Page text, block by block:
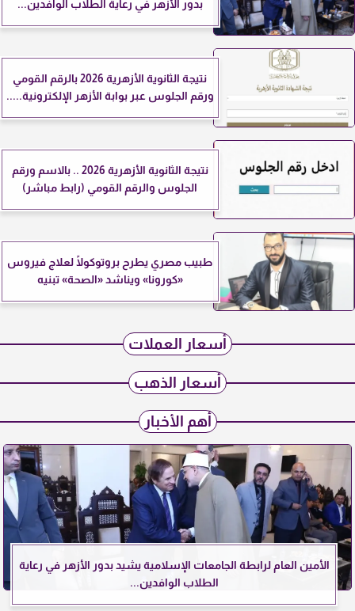
بدور الأزهر في رعاية الطلاب الوافدين...
نتيجة الثانوية الأزهرية 2026 بالرقم القومي
ورقم الجلوس عبر بوابة الأزهر الإلكترونية.....
نتيجة الثانوية الأزهرية 2026 .. بالاسم ورقم
الجلوس والرقم القومي (رابط مباشر)
طبيب مصري يطرح بروتوكولًا لعلاج فيروس
«كورونا» ويناشد «الصحة» تبنيه
أسعار العملات
أسعار الذهب
أهم الأخبار
الأمين العام لرابطة الجامعات الإسلامية يشيد بدور الأزهر في رعاية
الطلاب الوافدين...